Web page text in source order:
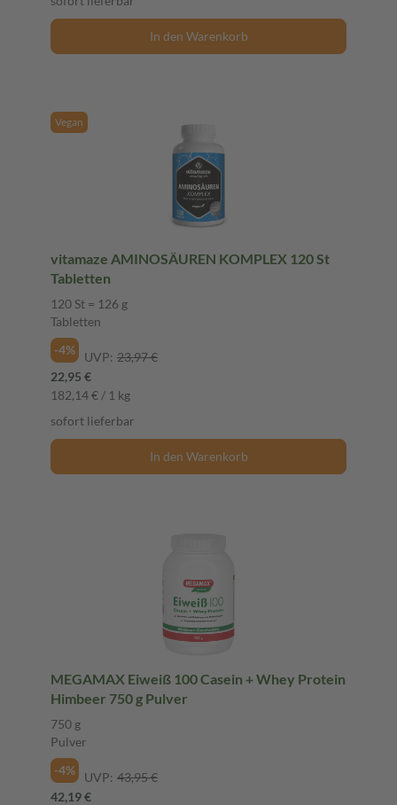
In den Warenkorb
Vegan
vitamaze AMINOSÄUREN KOMPLEX 120 St
Tabletten
120 St = 126 g
Tabletten
-4%
UVP: 23,97 €
22,95 €
182,14 € / 1 kg
sofort lieferbar
In den Warenkorb
MEGAMAX Eiweiß 100 Casein + Whey Protein
Himbeer 750 g Pulver
750 g
Pulver
-4%
UVP: 43,95 €
42,19 €